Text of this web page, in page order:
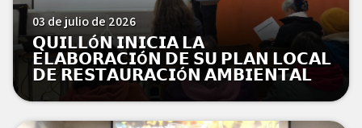
03 de julio de 2026
𝗤𝗨𝗜𝗟𝗟Ó𝗡 𝗜𝗡𝗜𝗖𝗜𝗔 𝗟𝗔
𝗘𝗟𝗔𝗕𝗢𝗥𝗔𝗖𝗜Ó𝗡 𝗗𝗘 𝗦𝗨 𝗣𝗟𝗔𝗡 𝗟𝗢𝗖𝗔𝗟
𝗗𝗘 𝗥𝗘𝗦𝗧𝗔𝗨𝗥𝗔𝗖𝗜Ó𝗡 𝗔𝗠𝗕𝗜𝗘𝗡𝗧𝗔𝗟